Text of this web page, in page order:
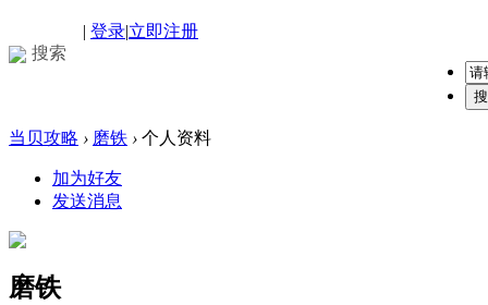
搜索
| 登录|立即注册
当贝攻略 › 磨铁 › 个人资料
加为好友
发送消息
磨铁